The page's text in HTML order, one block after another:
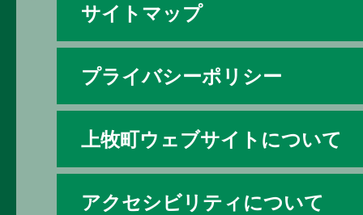
サイトマップ
プライバシーポリシー
上牧町ウェブサイトについて
アクセシビリティについて